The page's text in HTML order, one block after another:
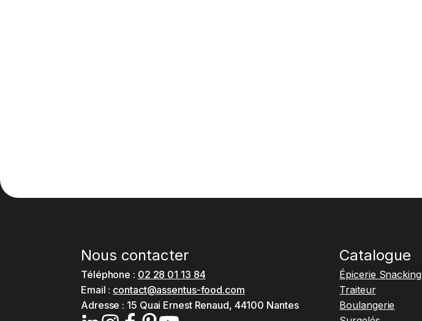
Nous contacter
Téléphone : 02 28 01 13 84
Email : contact@assentus-food.com
Adresse : 15 Quai Ernest Renaud, 44100 Nantes
Catalogue
Épicerie Snacking
Traiteur
Boulangerie